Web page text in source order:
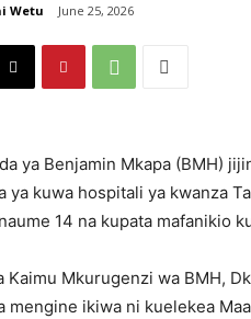
Wetu June 25, 2026
ya Benjamin Mkapa (BMH)
ya kuwa hospitali ya kwanza
14 na kupata mafanikio
Kaimu Mkurugenzi wa BMH,
mengine ikiwa ni kuelekea